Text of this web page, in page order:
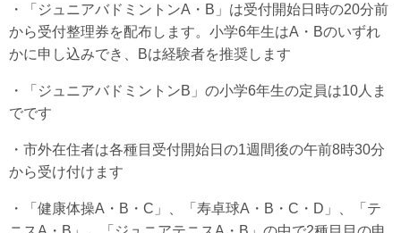
・「ジュニアバドミントンA・B」は受付開始日時の20分前
から受付整理券を配布します。小学6年生はA・Bのいずれ
かに申し込みでき、Bは経験者を推奨します
・「ジュニアバドミントンB」の小学6年生の定員は10人ま
でです
・市外在住者は各種目受付開始日の1週間後の午前8時30分
から受け付けます
・「健康体操A・B・C」、「寿卓球A・B・C・D」、「テ